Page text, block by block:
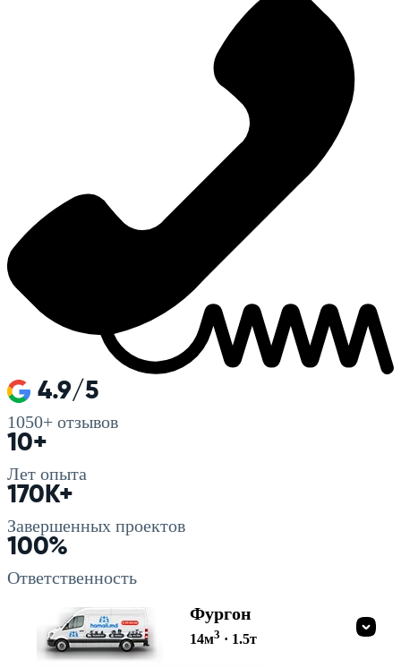
4.9/5
1050+ отзывов
10+
Лет опыта
170K+
Завершенных проектов
100%
Ответственность
Фургон
14м3 · 1.5т